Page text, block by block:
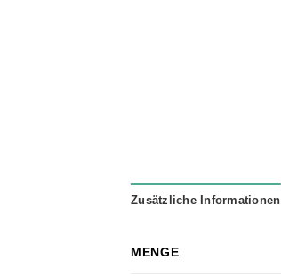
Zusätzliche Informationen
MENGE